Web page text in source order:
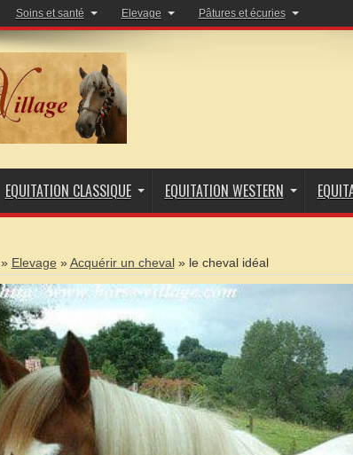
Soins et santé Elevage Pâtures et écuries
EQUITATION CLASSIQUE EQUITATION WESTERN
» Elevage » Acquérir un cheval » le cheval idéal